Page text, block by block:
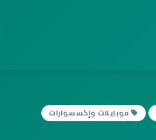
موبايلات وإكسسوارات